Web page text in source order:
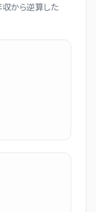
から逆算した